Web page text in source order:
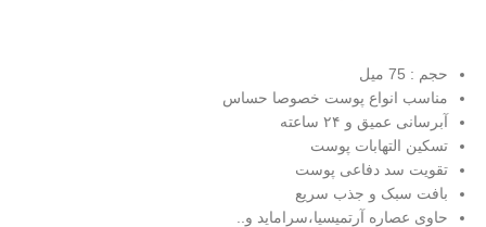
حجم : 75 میل
مناسب انواع پوست خصوصا حساس
آبرسانی عمیق و ۲۴ ساعته
تسکین التهابات پوست
تقویت سد دفاعی پوست
بافت سبک و جذب سریع
حاوی عصاره آرتمیسیا،سراماید و..